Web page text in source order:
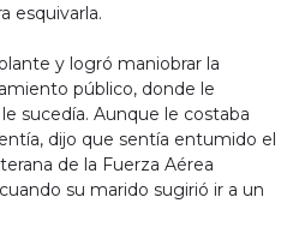
esquivarla.
y logró maniobrar la
público, donde le
sucedía. Aunque le costaba
dijo que sentía entumido el
de la Fuerza Aérea
su marido sugirió ir a un